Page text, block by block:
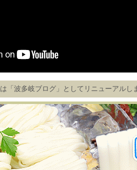
「波多岐ブログ」としてリニューアルし